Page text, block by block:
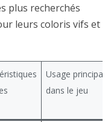
plus recherchés
leurs coloris vifs et
Usage principal
dans le jeu